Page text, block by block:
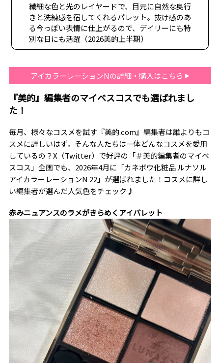
繊細な色と光のレイヤードで、目元に自然な奥行
きと洗練感を宿してくれるパレット。抜け感のあ
る今っぽい表情に仕上がるので、デイリーにも特
別な日にも活躍（2026美的上半期）
アイカラーレーションNの詳細・購入はこちら
『美的』編集者のマイベスコスでも選ばれまし
た！
毎月、様々なコスメを試す『美的.com』編集者は誰よりもコ
スメに詳しいはず。そんな人たちは一体どんなコスメを愛用
しているの？X（Twitter）で好評の「＃美的編集者のマイベ
スコス」企画でも、2026年4月に「カネボウ化粧品 ルナソル
アイカラーレーションN 22」が選ばれました！コスメに詳し
い編集者が選んだ人気色をチェック♪
赤みニュアンスのラメがきらめくアイパレット